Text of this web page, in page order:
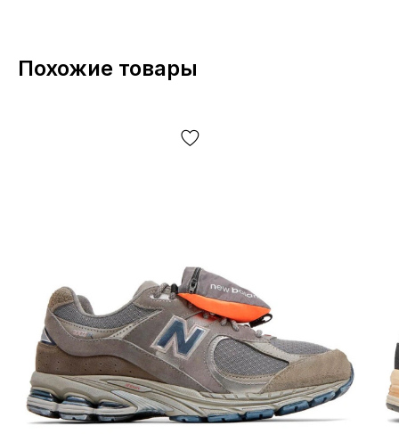
Похожие товары